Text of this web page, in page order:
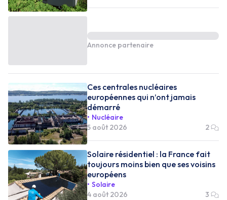
Annonce partenaire
Ces centrales nucléaires
européennes qui n’ont jamais
démarré
Nucléaire
5 août 2026
2
Solaire résidentiel : la France fait
toujours moins bien que ses voisins
européens
Solaire
4 août 2026
3